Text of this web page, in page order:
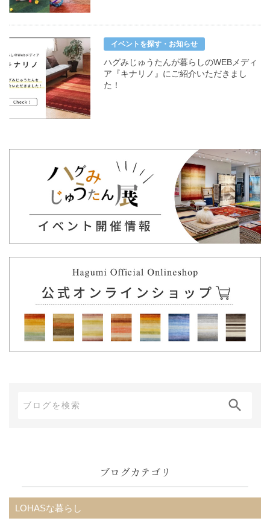
イベントを探す・お知らせ
ハグみじゅうたんが暮らしのWEBメディ
ア『キナリノ』にご紹介いただきまし
た！
ブ
ブログカテゴリ
LOHASな暮らし